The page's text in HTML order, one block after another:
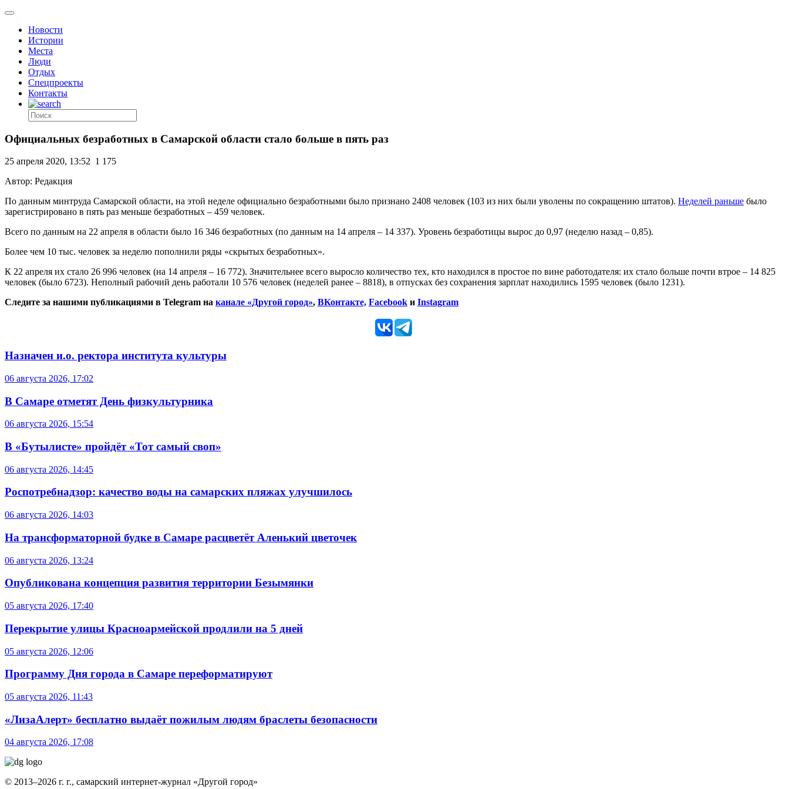
Новости
Истории
Места
Люди
Отдых
Спецпроекты
Контакты
Официальных безработных в Самарской области стало больше в пять раз
25 апреля 2020, 13:52 1 175
Автор: Редакция
По данным минтруда Самарской области, на этой неделе официально безработными было признано 2408 человек (103 из них были уволены по сокращению штатов). Неделей раньше было
зарегистрировано в пять раз меньше безработных – 459 человек.
Всего по данным на 22 апреля в области было 16 346 безработных (по данным на 14 апреля – 14 337). Уровень безработицы вырос до 0,97 (неделю назад – 0,85).
Более чем 10 тыс. человек за неделю пополнили ряды «скрытых безработных».
К 22 апреля их стало 26 996 человек (на 14 апреля – 16 772). Значительнее всего выросло количество тех, кто находился в простое по вине работодателя: их стало больше почти втрое – 14 825
человек (было 6723). Неполный рабочий день работали 10 576 человек (неделей ранее – 8818), в отпусках без сохранения зарплат находились 1595 человек (было 1231).
Следите за нашими публикациями в Telegram на канале «Другой город», ВКонтакте, Facebook и Instagram
Назначен и.о. ректора института культуры
06 августа 2026, 17:02
В Самаре отметят День физкультурника
06 августа 2026, 15:54
В «Бутылисте» пройдёт «Тот самый своп»
06 августа 2026, 14:45
Роспотребнадзор: качество воды на самарских пляжах улучшилось
06 августа 2026, 14:03
На трансформаторной будке в Самаре расцветёт Аленький цветочек
06 августа 2026, 13:24
Опубликована концепция развития территории Безымянки
05 августа 2026, 17:40
Перекрытие улицы Красноармейской продлили на 5 дней
05 августа 2026, 12:06
Программу Дня города в Самаре переформатируют
05 августа 2026, 11:43
«ЛизаАлерт» бесплатно выдаёт пожилым людям браслеты безопасности
04 августа 2026, 17:08
© 2013–2026 г. г., самарский интернет-журнал «Другой город»